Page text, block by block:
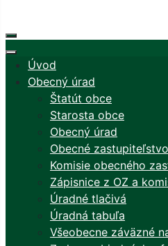
Úvod
Obecný úrad
Štatút obce
Starosta obce
Obecný úrad
Obecné zastupiteľstvo
Komisie obecného
Zápisnice z OZ a
Úradné tlačivá
Úradná tabuľa
Všeobecne záväzné